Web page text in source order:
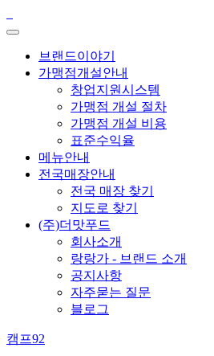
브랜드이야기
가맹점개설안내
창업지원시스템
가맹점 개설 절차
가맹점 개설 비용
표준수익율
메뉴안내
전국매장안내
전국 매장 찾기
지도로 찾기
(주)더맛푸드
회사소개
랑랑가 - 브랜드 소개
공지사항
자주묻는 질문
블로그
캠프92